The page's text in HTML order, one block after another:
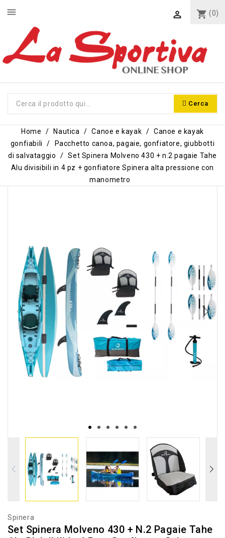
shopping_cart (0)

Cerca
menu
Home Nautica Canoe e kayak
Canoe e kayak
gonfiabili
Pacchetto canoa, pagaie, gonfiatore, giubbotti
di salvataggio
Set Spinera Molveno 430 + n.2 pagaie Tahe
Alu divisibili in 4 pz + gonfiatore Spinera alta pressione con
manometro
Spinera
Set Spinera Molveno 430 + N.2 Pagaie Tahe